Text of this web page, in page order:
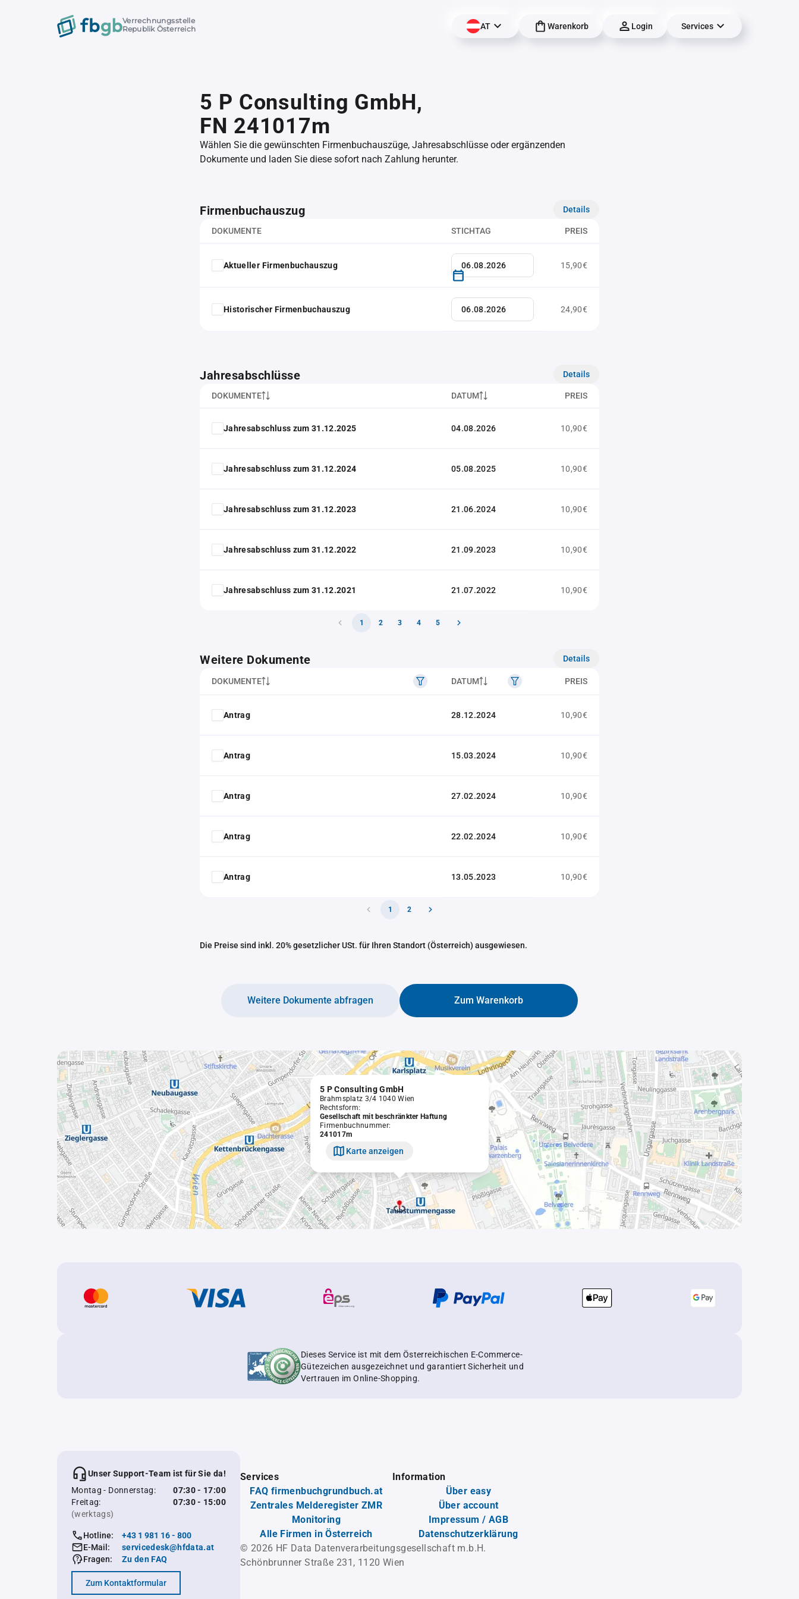
Verrechnungsstelle
Republik Österreich
AT Warenkorb Login Services
5 P Consulting GmbH,
FN 241017m
Wählen Sie die gewünschten Firmenbuchauszüge, Jahresabschlüsse oder ergänzenden
Dokumente und laden Sie diese sofort nach Zahlung herunter.
Firmenbuchauszug Details
DOKUMENTE STICHTAG PREIS
Aktueller Firmenbuchauszug 15,90€
Historischer Firmenbuchauszug 24,90€
Jahresabschlüsse Details
DOKUMENTE DATUM PREIS
Jahresabschluss zum 31.12.2025 04.08.2026 10,90€
Jahresabschluss zum 31.12.2024 05.08.2025 10,90€
Jahresabschluss zum 31.12.2023 21.06.2024 10,90€
Jahresabschluss zum 31.12.2022 21.09.2023 10,90€
Jahresabschluss zum 31.12.2021 21.07.2022 10,90€
1 2 3 4 5
Weitere Dokumente Details
DOKUMENTE DATUM PREIS
Antrag 28.12.2024 10,90€
Antrag 15.03.2024 10,90€
Antrag 27.02.2024 10,90€
Antrag 22.02.2024 10,90€
Antrag 13.05.2023 10,90€
1 2
Die Preise sind inkl. 20% gesetzlicher USt. für Ihren Standort (Österreich) ausgewiesen.
Zum Warenkorb
Weitere Dokumente abfragen
5 P Consulting GmbH
Brahmsplatz 3/4 1040 Wien
Rechtsform:
Gesellschaft mit beschränkter Haftung
Firmenbuchnummer:
241017m
Karte anzeigen
Dieses Service ist mit dem Österreichischen E-Commerce-
Gütezeichen ausgezeichnet und garantiert Sicherheit und
Vertrauen im Online-Shopping.
Unser Support-Team ist für Sie da!
Montag - Donnerstag:
07:30 - 17:00
Freitag:
07:30 - 15:00
(werktags)
Hotline:
+43 1 981 16 - 800
E-Mail:
servicedesk@hfdata.at
Fragen:
Zu den FAQ
Zum Kontaktformular
Services
FAQ firmenbuchgrundbuch.at
Zentrales Melderegister ZMR
Monitoring
Alle Firmen in Österreich
Information
Über easy
Über account
Impressum / AGB
Datenschutzerklärung
© 2026 HF Data Datenverarbeitungsgesellschaft m.b.H.
Schönbrunner Straße 231, 1120 Wien